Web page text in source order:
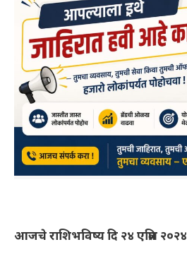
आजचे राशिभविष्य दि २४ एप्रिल २०२४